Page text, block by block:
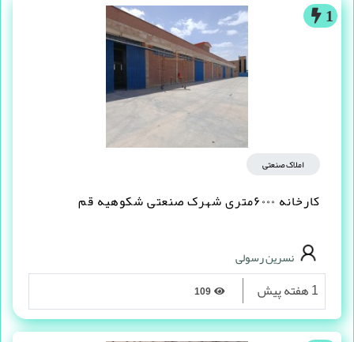
1
املاک صنعتی
کارخانه ۶۰۰۰متری شهرک صنعتی شکوهیه قم
نسرین رسولی
1 هفته پیش